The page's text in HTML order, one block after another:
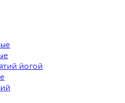
йогой